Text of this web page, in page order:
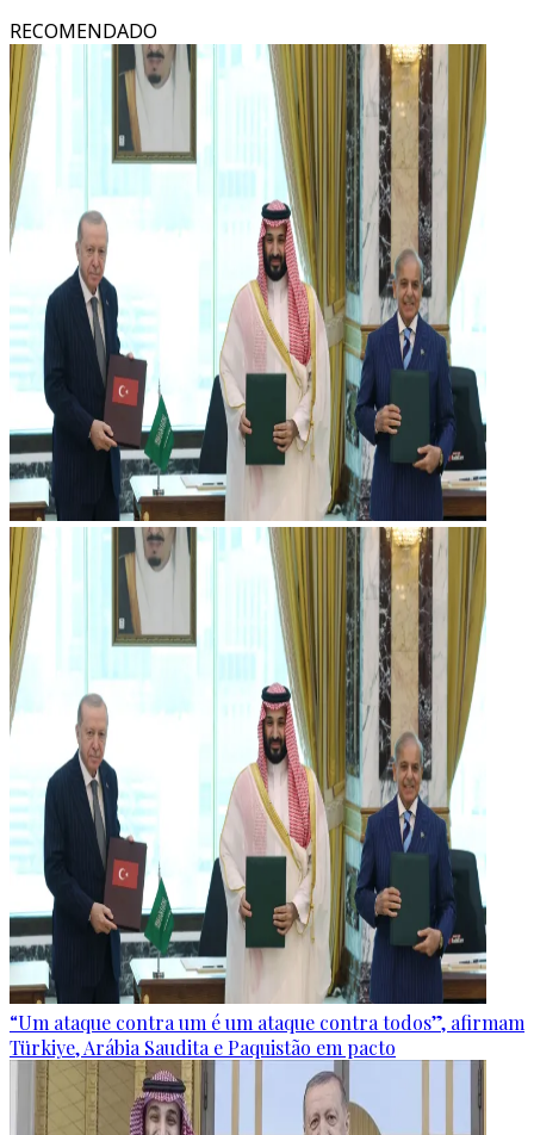
RECOMENDADO
“Um ataque contra um é um ataque contra todos”, afirmam
Türkiye, Arábia Saudita e Paquistão em pacto